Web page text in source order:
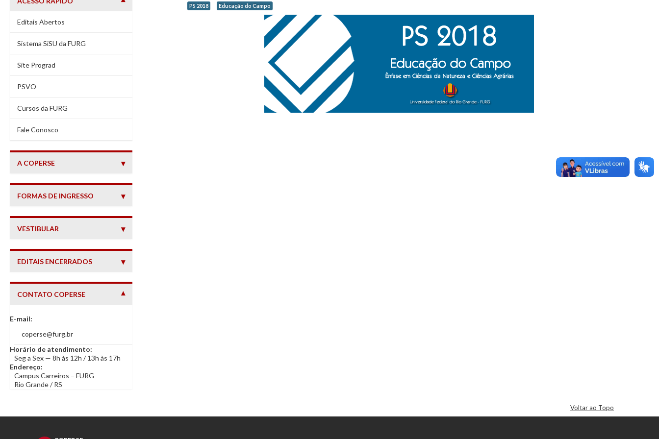
Editais Abertos
Sistema SiSU da FURG
Site Prograd
PSVO
Cursos da FURG
(abre em nova janela)
Fale Conosco
A COPERSE
FORMAS DE INGRESSO
VESTIBULAR
EDITAIS ENCERRADOS
CONTATO COPERSE
— INFORMAÇÕES DE CONTATO
E-mail:
coperse@furg.br
Horário de atendimento:
Seg a Sex — 8h às 12h / 13h às 17h
Endereço:
Campus Carreiros – FURG
Rio Grande / RS
PS 2018 Educação do Campo
Voltar ao Topo